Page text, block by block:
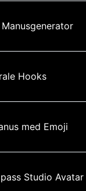
Hooks
med Emoji
Studio Avatar